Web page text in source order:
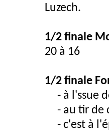
Luzech.
1/2 finale
20 à 16
1/2 finale
- à l'ssue
- au tir de
- c'est à